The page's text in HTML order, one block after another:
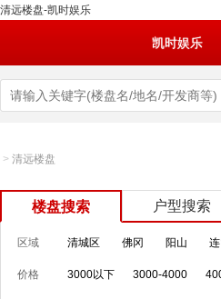
清远楼盘-凯时娱乐
凯时娱乐
> 清远楼盘
楼盘搜索 户型搜索
区域 清城区 佛冈 阳山
价格 3000以下 3000-4000